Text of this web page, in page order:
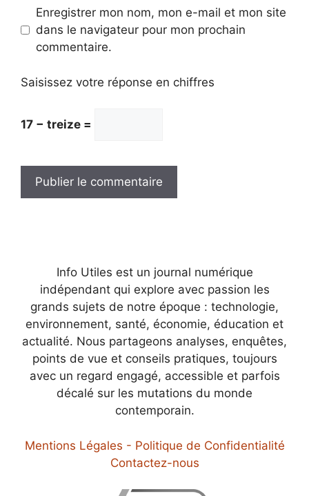
Enregistrer mon nom, mon e-mail et mon site
dans le navigateur pour mon prochain
commentaire.
Saisissez votre réponse en chiffres
17 − treize =
Info Utiles est un journal numérique
indépendant qui explore avec passion les
grands sujets de notre époque : technologie,
environnement, santé, économie, éducation et
actualité. Nous partageons analyses, enquêtes,
points de vue et conseils pratiques, toujours
avec un regard engagé, accessible et parfois
décalé sur les mutations du monde
contemporain.
Mentions Légales - Politique de Confidentialité
Contactez-nous